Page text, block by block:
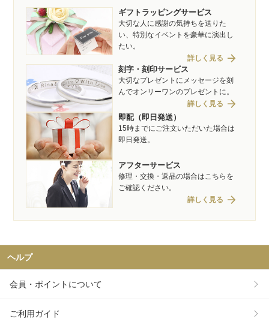
ギフトラッピングサービス
大切な人に感謝の気持ちを送りた
い、特別なイベントを豪華に演出し
たい。
詳しく見る arrow_forward
刻字・刻印サービス
大切なプレゼントにメッセージを刻
んでオンリーワンのプレゼントに。
詳しく見る arrow_forward
即配（即日発送）
15時までにご注文いただいた場合は
即日発送。
アフターサービス
修理・交換・返品の場合はこちらを
ご確認ください。
詳しく見る arrow_forward
ヘルプ
会員・ポイントについて
ご利用ガイド